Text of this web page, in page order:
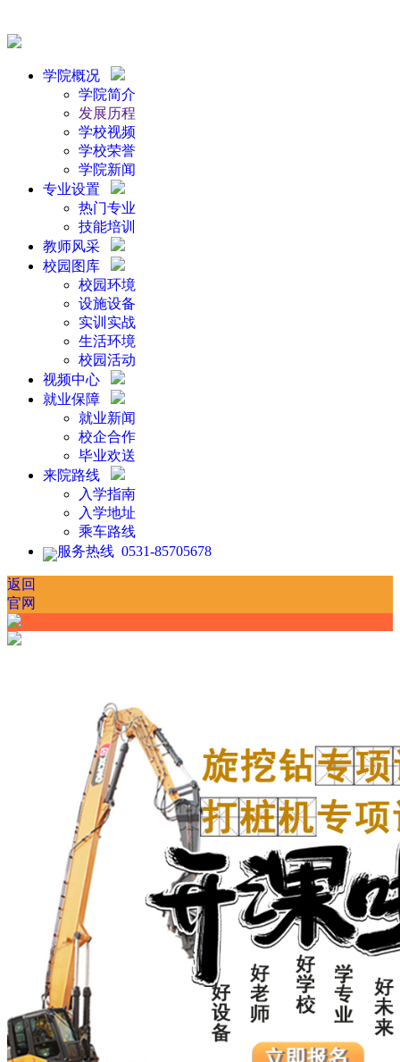
学院概况
学院简介
发展历程
学校视频
学校荣誉
学院新闻
专业设置
热门专业
技能培训
教师风采
校园图库
校园环境
设施设备
实训实战
生活环境
校园活动
视频中心
就业保障
就业新闻
校企合作
毕业欢送
来院路线
入学指南
入学地址
乘车路线
服务热线 0531-85705678
返回
官网